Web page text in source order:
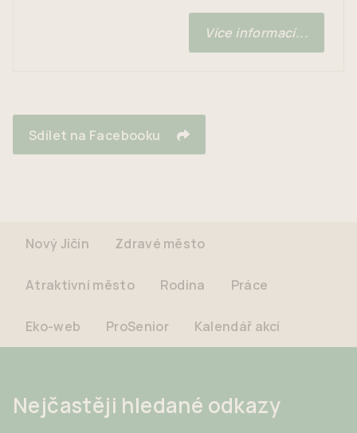
Více informací...
Sdílet na Facebooku
Nový Jičín Zdravé město
Atraktivní město Rodina Práce
Eko-web ProSenior Kalendář akcí
Nejčastěji hledané odkazy